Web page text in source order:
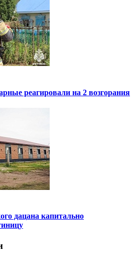
реагировали на 2 возгорания
дацана капитально